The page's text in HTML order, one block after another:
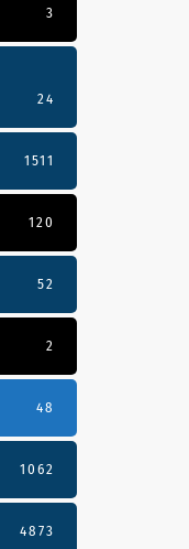
3
24
1511
120
52
2
48
1062
4873